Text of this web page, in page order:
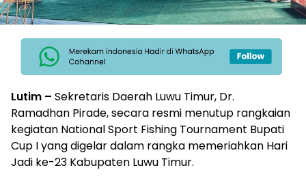
Lutim – Sekretaris Daerah Luwu Timur, Dr.
Ramadhan Pirade, secara resmi menutup rangkaian
kegiatan National Sport Fishing Tournament Bupati
Cup I yang digelar dalam rangka memeriahkan Hari
Jadi ke-23 Kabupaten Luwu Timur.